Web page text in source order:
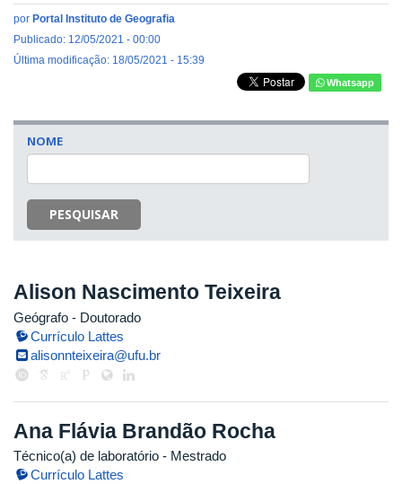
por Portal Instituto de Geografia
Publicado: 12/05/2021 - 00:00
Última modificação: 18/05/2021 - 15:39
Whatsapp
NOME
PESQUISAR
Alison Nascimento Teixeira
Geógrafo - Doutorado
Currículo Lattes
alisonnteixeira@ufu.br
Ana Flávia Brandão Rocha
Técnico(a) de laboratório - Mestrado
Currículo Lattes